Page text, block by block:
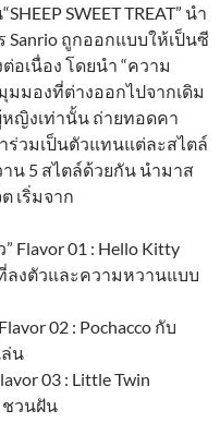
SWEET TREAT” นำ
ถูกออกแบบให้เป็นซี
เนื่อง โดยนำ “ความ
มองที่ต่างออกไปจากเดิม
ญิงเท่านั้น ถ่ายทอดคา
วมเป็นตัวแทนแต่ละสไตล์
น 5 สไตล์ด้วยกัน นำมาส
เริ่มจาก
01 : Hello Kitty
ลงตัวและความหวานแบบ
02 : Pochacco กับ
น
03 : Little Twin
ชวนฝัน